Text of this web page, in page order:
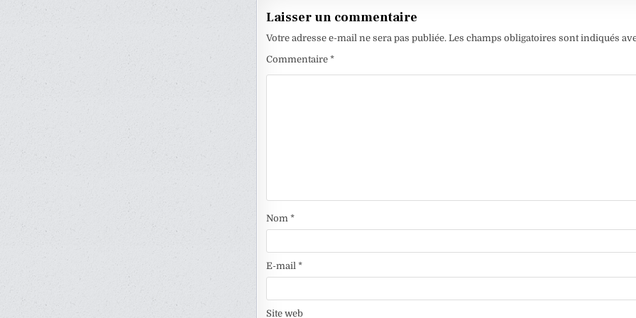
Laisser un commentaire
Votre adresse e-mail ne sera pas publiée. Les champs obligatoires sont indiqués
Commentaire *
Nom *
E-mail *
Site web